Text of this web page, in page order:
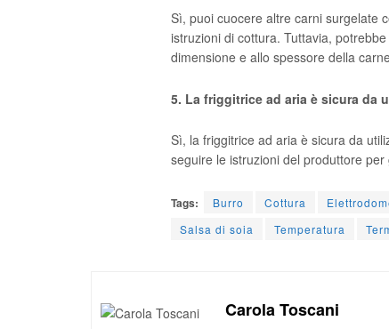
Sì, puoi cuocere altre carni surgelate
istruzioni di cottura. Tuttavia,
dimensione e allo spessore della
5. La friggitrice ad aria è sicura da
Sì, la friggitrice ad aria è sicura da
seguire le istruzioni del produttore
Tags: Burro Cottura
Salsa di soia
Temperatura
Carola Toscani